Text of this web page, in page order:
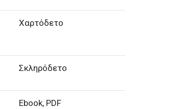
Χαρτόδετο
Σκληρόδετο
Ebook, PDF